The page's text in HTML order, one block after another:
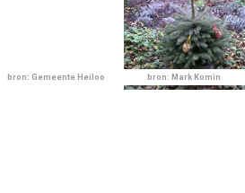
bron: Gemeente Heiloo bron: Mark Komin